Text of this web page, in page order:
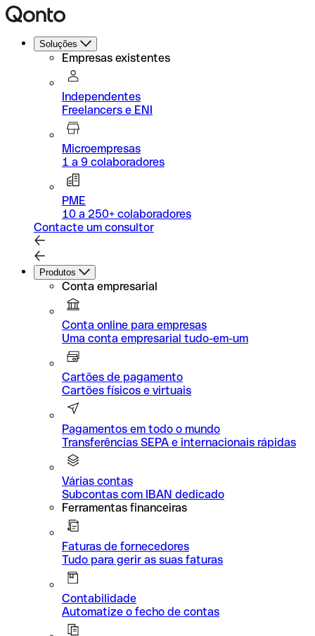
Soluções
Empresas existentes
Independentes
Freelancers e ENI
Microempresas
1 a 9 colaboradores
PME
10 a 250+ colaboradores
Contacte um consultor
Produtos
Conta empresarial
Conta online para empresas
Uma conta empresarial tudo-em-um
Cartões de pagamento
Cartões físicos e virtuais
Pagamentos em todo o mundo
Transferências SEPA e internacionais rápidas
Várias contas
Subcontas com IBAN dedicado
Ferramentas financeiras
Faturas de fornecedores
Tudo para gerir as suas faturas
Contabilidade
Automatize o fecho de contas